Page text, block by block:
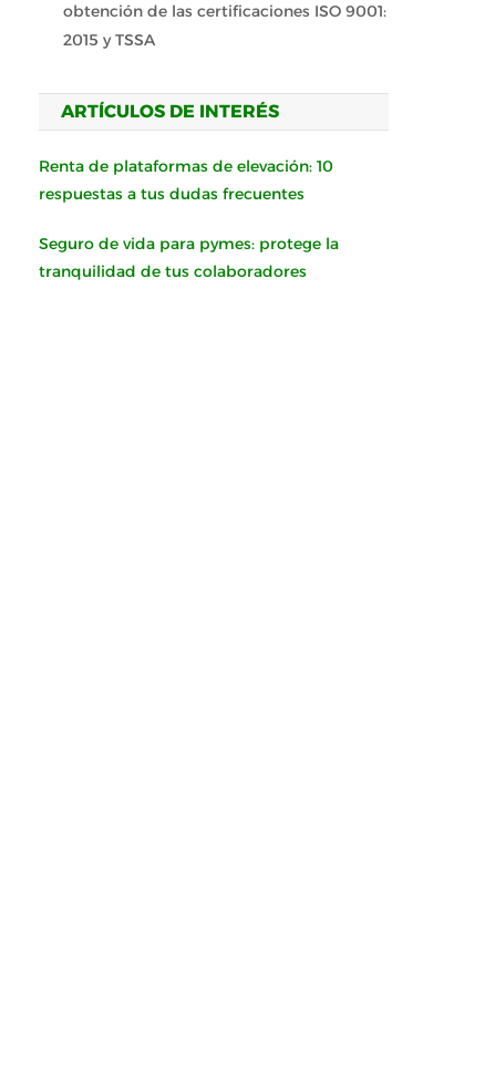
obtención de las certificaciones ISO 9001:
2015 y TSSA
ARTÍCULOS DE INTERÉS
Renta de plataformas de elevación: 10
respuestas a tus dudas frecuentes
Seguro de vida para pymes: protege la
tranquilidad de tus colaboradores